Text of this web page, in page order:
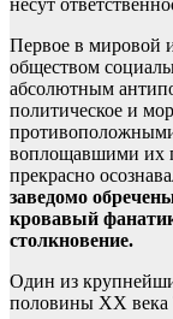
несут
Первое в мировой
обществом
абсолютным
политическое и
воплощавшими их
прекрасно
заведомо
кровавый
столкновение.
Один из
половины XX века